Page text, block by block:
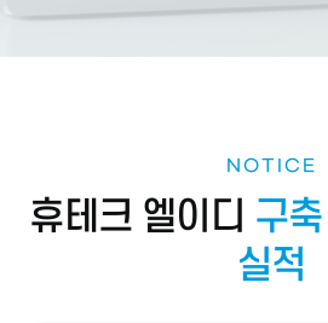
NOTICE
휴테크 엘이디 구
실적